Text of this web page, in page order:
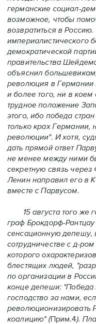
германские социал-
возможное, чтобы
возвратиться в
империалистического
демократической
правительства
объяснил
революция в Германии
и более того, ни в коем
трудное положение
этого, ибо победа
только крах Германии,
революции". И хотя,
дать прямой ответ
не менее между ними
секретную связь через
Ленин направил его в
вместе с Парвусом.
15 августа того же
граф Брокдорф-
сенсационную депешу,
сотрудничестве с д-
которого
блестящих людей,
по организации в
конце депеши: "Победа
господство за нами,
революционизировать
коалицию" (Прим.4).